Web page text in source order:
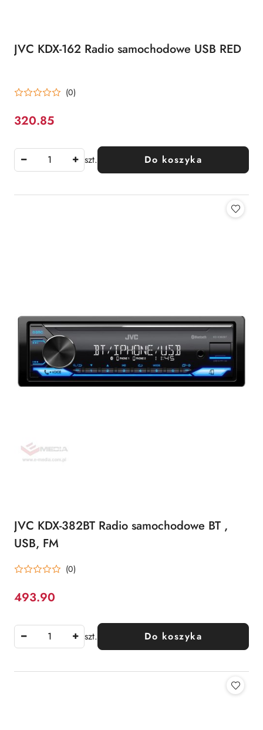
JVC KDX-162 Radio samochodowe USB RED
(0)
Cena:
320.85
szt. Do koszyka
JVC KDX-382BT Radio samochodowe BT ,
USB, FM
(0)
Cena:
493.90
szt. Do koszyka